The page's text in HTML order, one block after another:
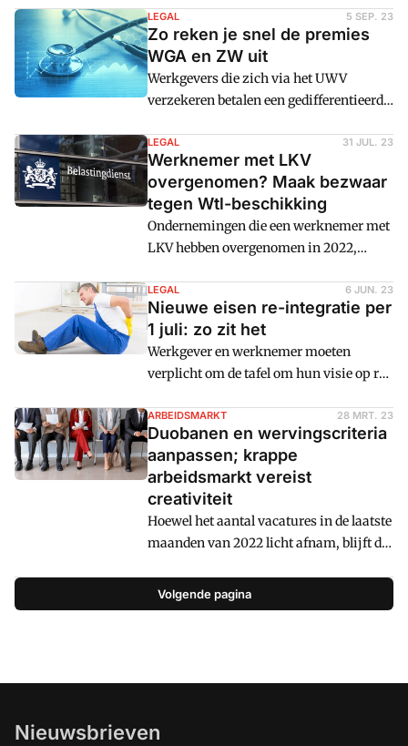
samenstelling van de Nederlandse
bevolking sterk verandert. Dat zegt
UWV.
LEGAL 5 SEP. 23
Zo reken je snel de premies
WGA en ZW uit
Werkgevers die zich via het UWV
verzekeren betalen een gedifferentieerde
bepaald aan de hand van de loonsom en
de sectorale of individuele premie,
afhankelijk van de bedrijfsgrootte, of
een gewogen gemiddelde. UWV biedt een
tool om de premie voor je organisatie
snel uit te rekenen.
LEGAL 31 JUL. 23
Werknemer met LKV
overgenomen? Maak bezwaar
tegen Wtl-beschikking
Ondernemingen die een werknemer met
LKV hebben overgenomen in 2022,
waarin staat dat ze geen recht hebben op
het LKV. Dat staat te veranderen. De
fiscus adviseert deze ondernemers
daarom nu om een bezwaar in te dienen.
LEGAL 6 JUN. 23
Nieuwe eisen re-integratie per
1 juli: zo zit het
Werkgever en werknemer moeten
verplicht om de tafel om hun visie op re-
papier te zetten.
ARBEIDSMARKT 28 MRT. 23
Duobanen en wervingscriteria
aanpassen; krappe
arbeidsmarkt vereist
creativiteit
Hoewel het aantal vacatures in de laatste
maanden van 2022 licht afnam, blijft de
personeel zal de komende jaren niet
vanzelf afnemen. Werkgevers moeten
Volgende pagina
Nieuwsbrieven